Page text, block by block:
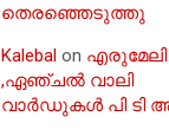
തെരഞ്ഞെടുത്തു
Kalebal on
,ഏഞ്ചൽ വാലി
വാർഡുകൾ പി ടി